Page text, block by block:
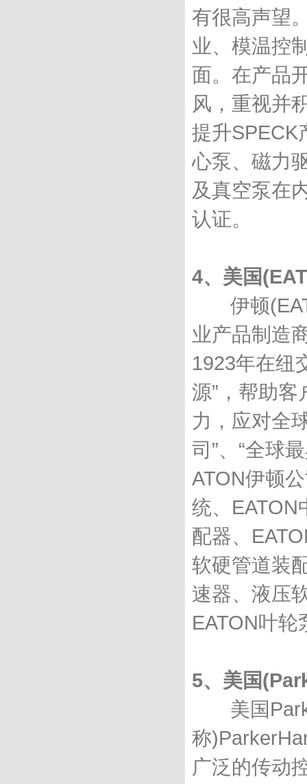
有很高声望
业、模温控
面。在产品
风，重视并
提升SPECK
心泵、磁力
及真空泵在
认证。
4、美国
伊顿
业产品制造
1923年在纽
源”，帮助
力，应对全
司”、“全球
ATON伊顿
统、EATON
配器、
软硬管道装
速器、液压
EATON叶轮
5、美国
美国
称
广泛的传动